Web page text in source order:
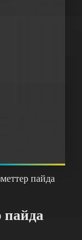
пайда
пайда